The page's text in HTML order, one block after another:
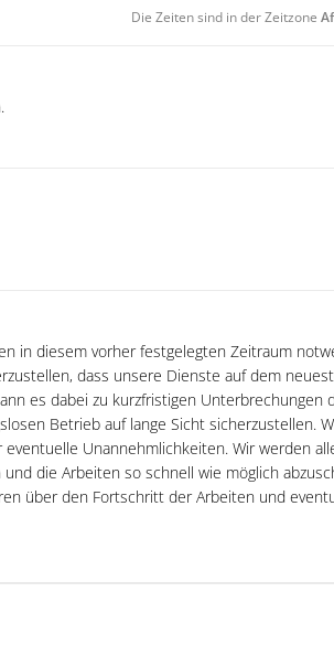
Die Zeiten sind in der Zeitzone
in diesem vorher festgelegten Zeitraum
dass unsere Dienste auf dem
es dabei zu kurzfristigen Unterbrechungen
Betrieb auf lange Sicht sicherzustellen.
Unannehmlichkeiten. Wir werden
die Arbeiten so schnell wie möglich
über den Fortschritt der Arbeiten und